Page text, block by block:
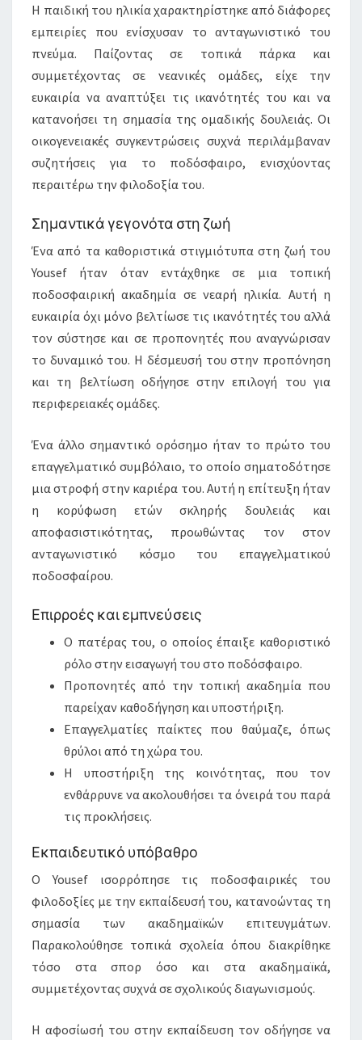
Η παιδική του ηλικία χαρακτηρίστηκε από διάφορες
εμπειρίες που ενίσχυσαν το ανταγωνιστικό του
πνεύμα. Παίζοντας σε τοπικά πάρκα και
συμμετέχοντας σε νεανικές ομάδες, είχε την
ευκαιρία να αναπτύξει τις ικανότητές του και να
κατανοήσει τη σημασία της ομαδικής δουλειάς. Οι
οικογενειακές συγκεντρώσεις συχνά περιλάμβαναν
συζητήσεις για το ποδόσφαιρο, ενισχύοντας
περαιτέρω την φιλοδοξία του.
Σημαντικά γεγονότα στη ζωή
Ένα από τα καθοριστικά στιγμιότυπα στη ζωή του
Yousef ήταν όταν εντάχθηκε σε μια τοπική
ποδοσφαιρική ακαδημία σε νεαρή ηλικία. Αυτή η
ευκαιρία όχι μόνο βελτίωσε τις ικανότητές του αλλά
τον σύστησε και σε προπονητές που αναγνώρισαν
το δυναμικό του. Η δέσμευσή του στην προπόνηση
και τη βελτίωση οδήγησε στην επιλογή του για
περιφερειακές ομάδες.
Ένα άλλο σημαντικό ορόσημο ήταν το πρώτο του
επαγγελματικό συμβόλαιο, το οποίο σηματοδότησε
μια στροφή στην καριέρα του. Αυτή η επίτευξη ήταν
η κορύφωση ετών σκληρής δουλειάς και
αποφασιστικότητας, προωθώντας τον στον
ανταγωνιστικό κόσμο του επαγγελματικού
ποδοσφαίρου.
Επιρροές και εμπνεύσεις
Ο πατέρας του, ο οποίος έπαιξε καθοριστικό
ρόλο στην εισαγωγή του στο ποδόσφαιρο.
Προπονητές από την τοπική ακαδημία που
παρείχαν καθοδήγηση και υποστήριξη.
Επαγγελματίες παίκτες που θαύμαζε, όπως
θρύλοι από τη χώρα του.
Η υποστήριξη της κοινότητας, που τον
ενθάρρυνε να ακολουθήσει τα όνειρά του παρά
τις προκλήσεις.
Εκπαιδευτικό υπόβαθρο
Ο Yousef ισορρόπησε τις ποδοσφαιρικές του
φιλοδοξίες με την εκπαίδευσή του, κατανοώντας τη
σημασία των ακαδημαϊκών επιτευγμάτων.
Παρακολούθησε τοπικά σχολεία όπου διακρίθηκε
τόσο στα σπορ όσο και στα ακαδημαϊκά,
συμμετέχοντας συχνά σε σχολικούς διαγωνισμούς.
Η αφοσίωσή του στην εκπαίδευση τον οδήγησε να